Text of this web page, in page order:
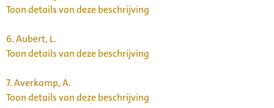
Toon details van deze beschrijving
6.Aubert, L.
Toon details van deze beschrijving
7.Averkamp, A.
Toon details van deze beschrijving